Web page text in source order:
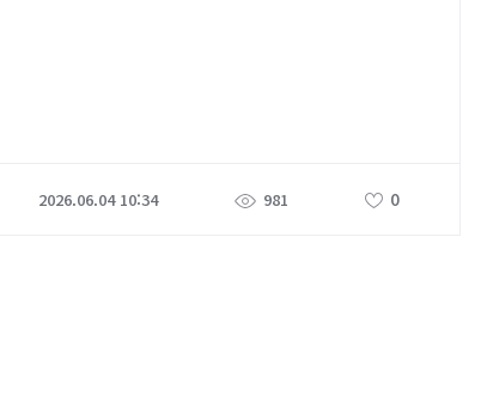
2026.06.04 10:34 981 0